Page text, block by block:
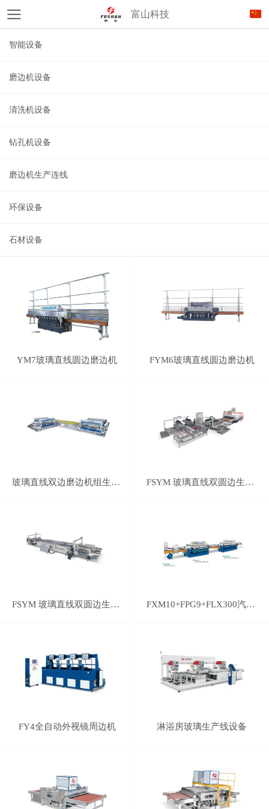
富山科技
智能设备
磨边机设备
清洗机设备
钻孔机设备
磨边机生产连线
环保设备
石材设备
YM7玻璃直线圆边磨边机 FYM6玻璃直线圆边磨边机
玻璃直线双边磨边机组生产线 FSYM 玻璃直线双圆边生产线
FSYM 玻璃直线双圆边生产线 FXM10+FPG9+FLX300汽车后视镜磨边线
FY4全自动外视镜周边机 淋浴房玻璃生产线设备